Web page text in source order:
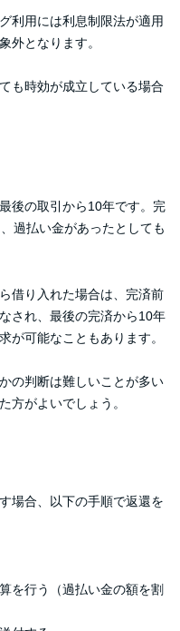
利用には利息制限法が適用
外となります。
も時効が成立している場合
後の取引から10年です。完
過払い金があったとしても
借り入れた場合は、完済前
され、最後の完済から10年
が可能なこともあります。
の判断は難しいことが多い
方がよいでしょう。
場合、以下の手順で返還を
を行う（過払い金の額を割